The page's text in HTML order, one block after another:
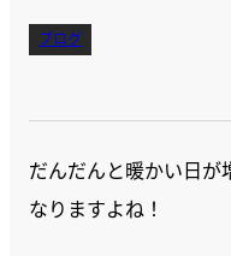
ブログ
だんだんと暖かい日が
なりますよね！